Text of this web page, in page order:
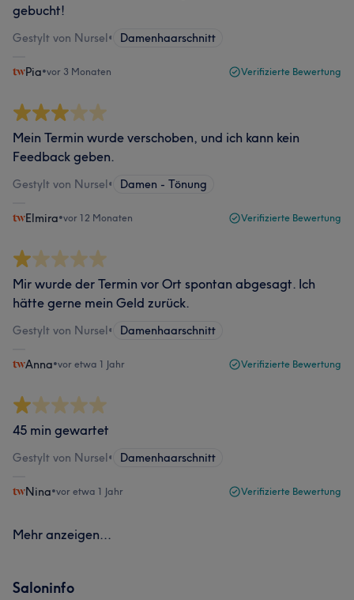
gebucht!
Gestylt von Nursel• Damenhaarschnitt
Pia•vor 3 Monaten Verifizierte Bewertung
Mein Termin wurde verschoben, und ich kann kein
Feedback geben.
Gestylt von Nursel• Damen - Tönung
Elmira•vor 12 Monaten Verifizierte Bewertung
Mir wurde der Termin vor Ort spontan abgesagt. Ich
hätte gerne mein Geld zurück.
Gestylt von Nursel• Damenhaarschnitt
Anna•vor etwa 1 Jahr Verifizierte Bewertung
45 min gewartet
Gestylt von Nursel• Damenhaarschnitt
Nina•vor etwa 1 Jahr Verifizierte Bewertung
Mehr anzeigen...
Saloninfo